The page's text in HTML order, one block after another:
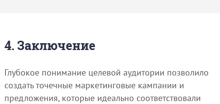
4. Заключение
Глубокое понимание целевой аудитории позволило
создать точечные маркетинговые кампании и
предложения, которые идеально соответствовали